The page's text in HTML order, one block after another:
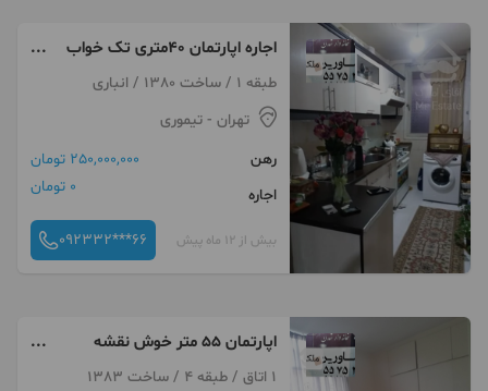
اجاره اپارتمان ۴۰متری تک خواب
فوری سلسبیل
طبقه 1 / ساخت 1380 / انباری
تهران - تیموری
رهن
250,000,000 تومان
اجاره
0 تومان
بیش از 12 ماه پیش 092332***66
اپارتمان ۵۵ متر خوش نقشه
بازسازی1 اتاق / طبقه 4 / ساخت 1383